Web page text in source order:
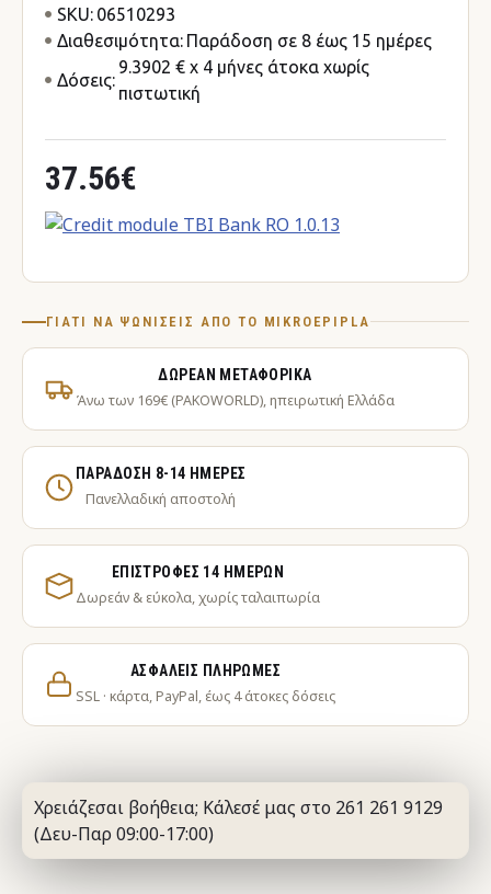
37.56€
SKU: 06510293
Διαθεσιμότητα: Παράδοση σε 8 έως 15 ημέρες
Δόσεις:
9.3902 € x 4 μήνες άτοκα χωρίς
πιστωτική
ΓΙΑΤΊ ΝΑ ΨΩΝΊΣΕΙΣ ΑΠΌ ΤΟ MIKROEPIPLA
ΔΩΡΕΆΝ ΜΕΤΑΦΟΡΙΚΆ
Άνω των 169€ (PAKOWORLD), ηπειρωτική Ελλάδα
ΠΑΡΆΔΟΣΗ 8-14 ΗΜΈΡΕΣ
Πανελλαδική αποστολή
ΕΠΙΣΤΡΟΦΈΣ 14 ΗΜΕΡΏΝ
Δωρεάν & εύκολα, χωρίς ταλαιπωρία
ΑΣΦΑΛΕΊΣ ΠΛΗΡΩΜΈΣ
SSL · κάρτα, PayPal, έως 4 άτοκες δόσεις
Χρειάζεσαι βοήθεια; Κάλεσέ μας στο 261 261 9129
(Δευ-Παρ 09:00-17:00)